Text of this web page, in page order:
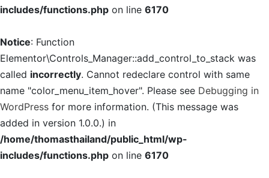
includes/functions.php on line 6170
Notice: Function
Elementor\Controls_Manager::add_control_to_stack was
called incorrectly. Cannot redeclare control with same
name "color_menu_item_hover". Please see Debugging in
WordPress for more information. (This message was
added in version 1.0.0.) in
/home/thomasthailand/public_html/wp-
includes/functions.php on line 6170